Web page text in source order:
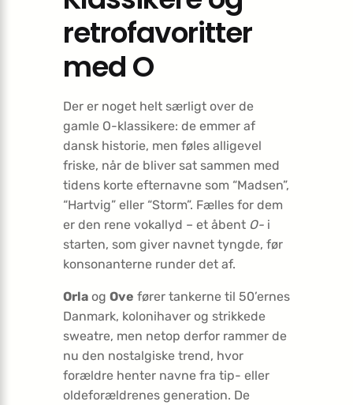
retrofavoritter
med O
Der er noget helt særligt over de
gamle O-klassikere: de emmer af
dansk historie, men føles alligevel
friske, når de bliver sat sammen med
tidens korte efternavne som “Madsen”,
“Hartvig” eller “Storm”. Fælles for dem
er den rene vokallyd – et åbent O- i
starten, som giver navnet tyngde, før
konsonanterne runder det af.
Orla og Ove fører tankerne til 50’ernes
Danmark, kolonihaver og strikkede
sweatre, men netop derfor rammer de
nu den nostalgiske trend, hvor
forældre henter navne fra tip- eller
oldeforældrenes generation. De